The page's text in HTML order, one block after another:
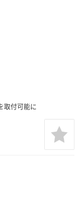
付可能に